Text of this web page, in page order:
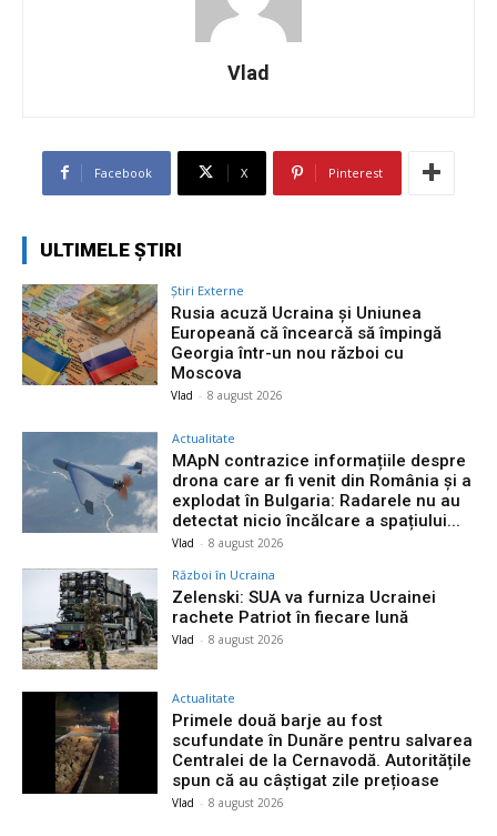
Vlad
Facebook X Pinterest
ULTIMELE ȘTIRI
Știri Externe
Rusia acuză Ucraina și Uniunea
Europeană că încearcă să împingă
Georgia într-un nou război cu
Moscova
Vlad - 8 august 2026
Actualitate
MApN contrazice informațiile despre
drona care ar fi venit din România și a
explodat în Bulgaria: Radarele nu au
detectat nicio încălcare a spațiului...
Vlad - 8 august 2026
Război în Ucraina
Zelenski: SUA va furniza Ucrainei
rachete Patriot în fiecare lună
Vlad - 8 august 2026
Actualitate
Primele două barje au fost
scufundate în Dunăre pentru salvarea
Centralei de la Cernavodă. Autoritățile
spun că au câștigat zile prețioase
Vlad - 8 august 2026